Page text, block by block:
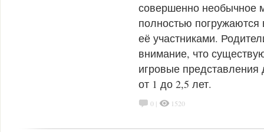
совершенно необычное
полностью погружаются
её участниками.
внимание, что
игровые представления
от 1 до 2,5 лет.
0 | 1520